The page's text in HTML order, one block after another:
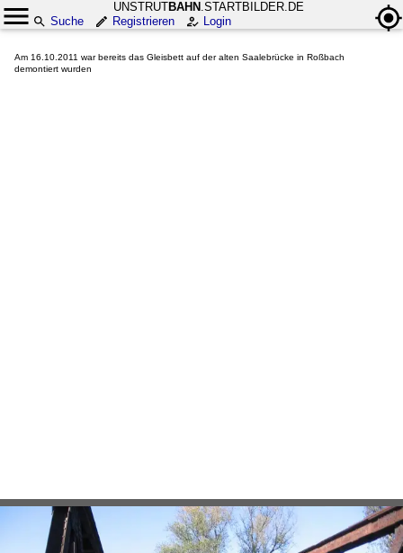
UNSTRUTBAHN .STARTBILDER.DE
Suche
Registrieren Login
Am 16.10.2011 war bereits das Gleisbett auf der alten Saalebrücke in Roßbach
demontiert wurden